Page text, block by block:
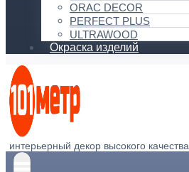
ORAC DECOR
PERFECT PLUS
ULTRAWOOD
Окраска изделий
интерьерный декор высокого качества